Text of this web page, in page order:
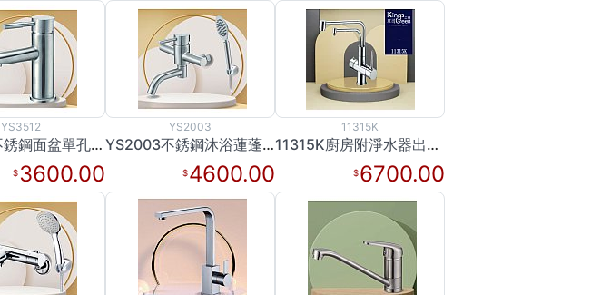
YS3512
YS3512不銹鋼面盆單孔龍頭
3600.00
YS2003
YS2003不銹鋼沐浴蓮蓬龍頭
4600.00
11315K
11315K廚房附淨水器出水龍頭
6700.00